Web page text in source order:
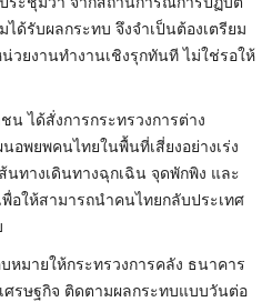
ด้รับผลกระทบ จึงจำเป็นต้องเตรียม
วยงานทำงานเชิงรุกทันที ไม่ใช่รอให้
ได้สั่งการกระทรวงการต่าง
อพยพคนไทยในพื้นที่เสี่ยงอย่างเร่ง
นทางเดินทางฉุกเฉิน จุดพักพิง และ
อให้สามารถนำคนไทยกลับประเทศ
หมายให้กระทรวงการคลัง ธนาคาร
ศรษฐกิจ ติดตามผลกระทบแบบวันต่อ